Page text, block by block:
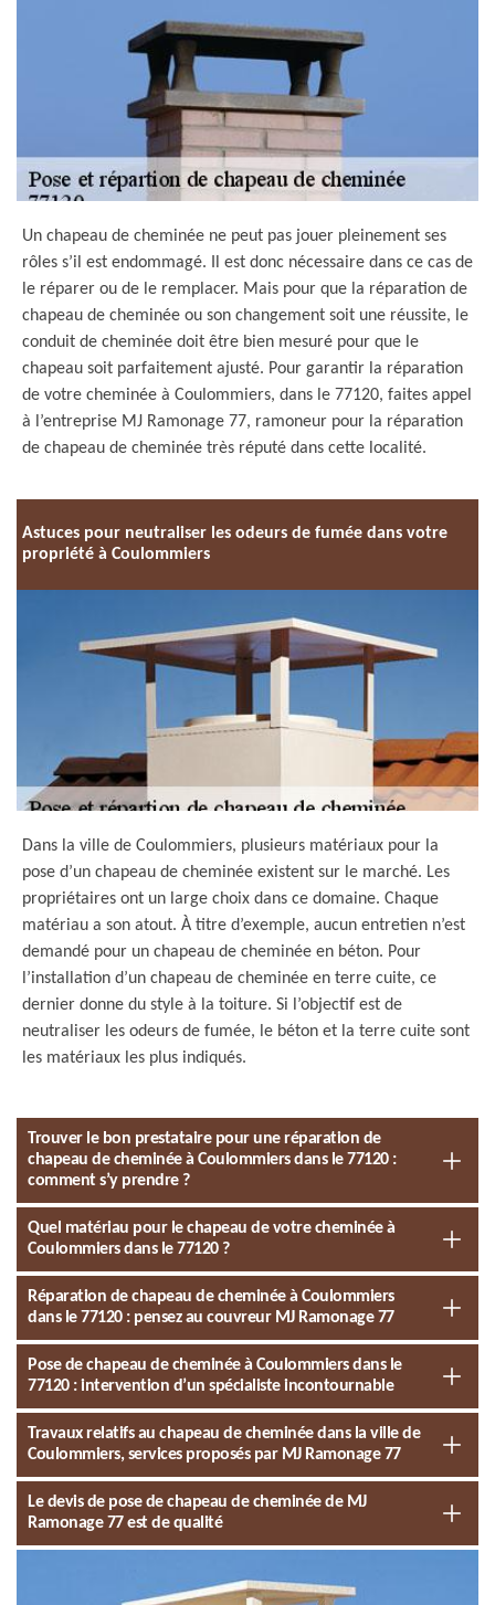
Un chapeau de cheminée ne peut pas jouer pleinement ses
rôles s’il est endommagé. Il est donc nécessaire dans ce cas de
le réparer ou de le remplacer. Mais pour que la réparation de
chapeau de cheminée ou son changement soit une réussite, le
conduit de cheminée doit être bien mesuré pour que le
chapeau soit parfaitement ajusté. Pour garantir la réparation
de votre cheminée à Coulommiers, dans le 77120, faites appel
à l’entreprise MJ Ramonage 77, ramoneur pour la réparation
de chapeau de cheminée très réputé dans cette localité.
Astuces pour neutraliser les odeurs de fumée dans votre
propriété à Coulommiers
Dans la ville de Coulommiers, plusieurs matériaux pour la
pose d’un chapeau de cheminée existent sur le marché. Les
propriétaires ont un large choix dans ce domaine. Chaque
matériau a son atout. À titre d’exemple, aucun entretien n’est
demandé pour un chapeau de cheminée en béton. Pour
l’installation d’un chapeau de cheminée en terre cuite, ce
dernier donne du style à la toiture. Si l’objectif est de
neutraliser les odeurs de fumée, le béton et la terre cuite sont
les matériaux les plus indiqués.
Trouver le bon prestataire pour une réparation de
chapeau de cheminée à Coulommiers dans le 77120 :
comment s’y prendre ?
Quel matériau pour le chapeau de votre cheminée à
Coulommiers dans le 77120 ?
Réparation de chapeau de cheminée à Coulommiers
dans le 77120 : pensez au couvreur MJ Ramonage 77
Pose de chapeau de cheminée à Coulommiers dans le
77120 : intervention d’un spécialiste incontournable
Travaux relatifs au chapeau de cheminée dans la ville de
Coulommiers, services proposés par MJ Ramonage 77
Le devis de pose de chapeau de cheminée de MJ
Ramonage 77 est de qualité